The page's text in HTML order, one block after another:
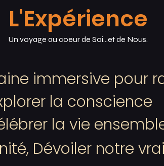
L'Expérience
Un voyage au coeur de Soi...et de Nous.
immersive pour
la conscience
la vie
Dévoiler notre